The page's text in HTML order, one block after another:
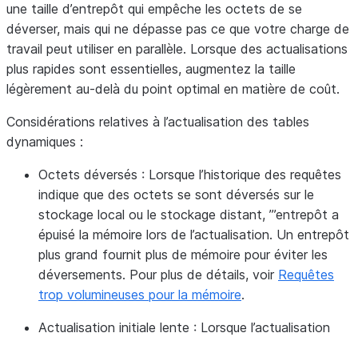
une taille d’entrepôt qui empêche les octets de se
déverser, mais qui ne dépasse pas ce que votre charge de
travail peut utiliser en parallèle. Lorsque des actualisations
plus rapides sont essentielles, augmentez la taille
légèrement au-delà du point optimal en matière de coût.
Considérations relatives à l’actualisation des tables
dynamiques :
Octets déversés : Lorsque l’historique des requêtes
indique que des octets se sont déversés sur le
stockage local ou le stockage distant, ’”entrepôt a
épuisé la mémoire lors de l’actualisation. Un entrepôt
plus grand fournit plus de mémoire pour éviter les
déversements. Pour plus de détails, voir Requêtes
trop volumineuses pour la mémoire.
Actualisation initiale lente : Lorsque l’actualisation